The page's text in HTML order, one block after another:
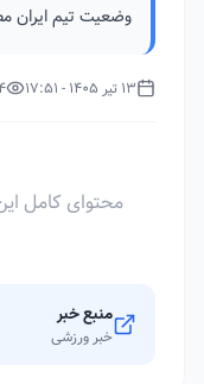
وضعیت تیم ایران
13 تیر 1405 - 17:51
محتوای کامل
منبع خبر
خبر ورزشی